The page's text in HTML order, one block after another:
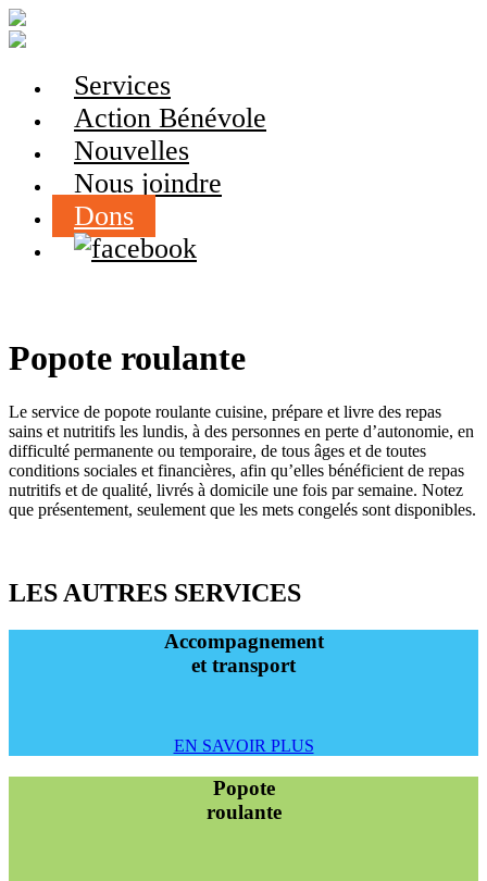
Services
Action Bénévole
Nouvelles
Nous joindre
Dons
Popote roulante
Le service de popote roulante cuisine, prépare et livre des repas
sains et nutritifs les lundis, à des personnes en perte d’autonomie, en
difficulté permanente ou temporaire, de tous âges et de toutes
conditions sociales et financières, afin qu’elles bénéficient de repas
nutritifs et de qualité, livrés à domicile une fois par semaine. Notez
que présentement, seulement que les mets congelés sont disponibles.
LES AUTRES SERVICES
Accompagnement
et transport
EN SAVOIR PLUS
Popote
roulante